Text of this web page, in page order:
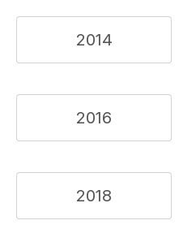
2014
2016
2018